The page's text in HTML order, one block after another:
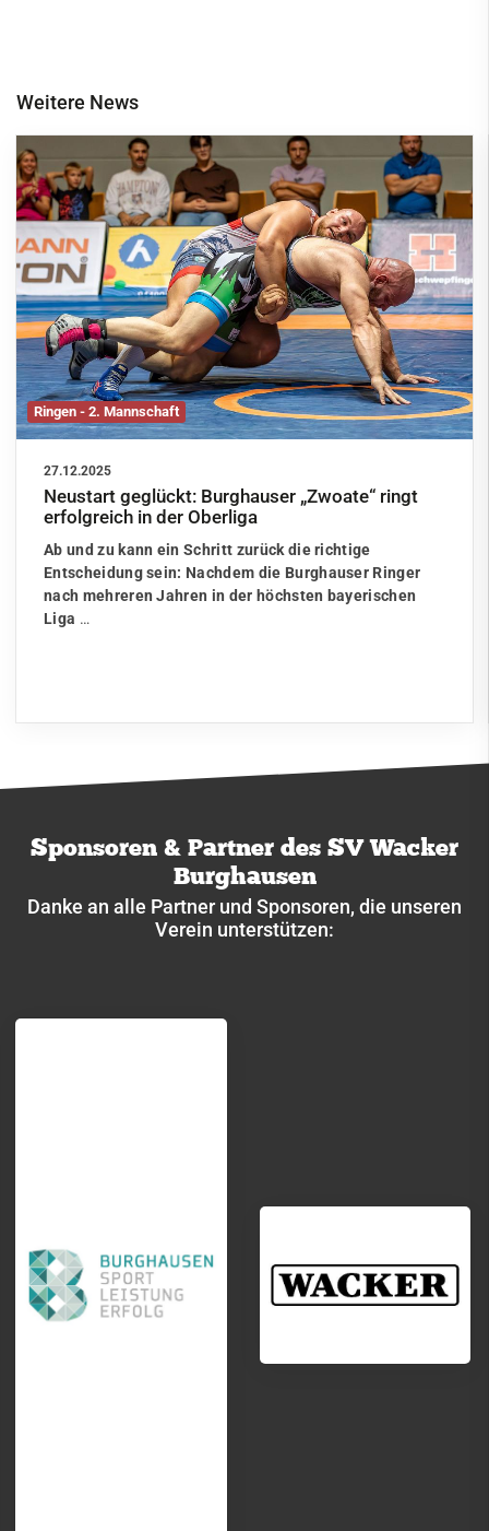
Weitere News
Ringen - 2. Mannschaft
27.12.2025
Neustart geglückt: Burghauser „Zwoate“ ringt
erfolgreich in der Oberliga
Ab und zu kann ein Schritt zurück die richtige
Entscheidung sein: Nachdem die Burghauser Ringer
nach mehreren Jahren in der höchsten bayerischen
Liga …
Sponsoren & Partner des SV Wacker
Burghausen
Danke an alle Partner und Sponsoren, die unseren
Verein unterstützen: